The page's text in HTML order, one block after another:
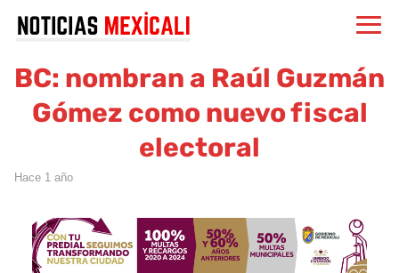
BC: nombran a Raúl Guzmán
Gómez como nuevo fiscal
electoral
hace 1 año